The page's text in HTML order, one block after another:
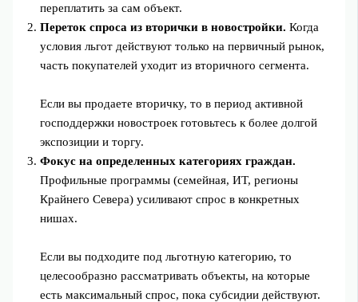
переплатить за сам объект.
Переток спроса из вторички в новостройки. Когда
условия льгот действуют только на первичный рынок,
часть покупателей уходит из вторичного сегмента.
Если вы продаете вторичку, то в период активной
господдержки новостроек готовьтесь к более долгой
экспозиции и торгу.
Фокус на определенных категориях граждан.
Профильные программы (семейная, ИТ, регионы
Крайнего Севера) усиливают спрос в конкретных
нишах.
Если вы подходите под льготную категорию, то
целесообразно рассматривать объекты, на которые
есть максимальный спрос, пока субсидии действуют.